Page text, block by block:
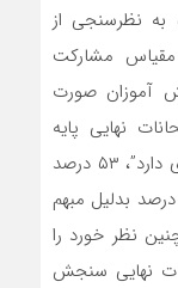
به نظرسنجی از
مشارکت
آموزان صورت
نهایی پایه
دوازدهم در مقایسه با کنکور اضطراب کمتری دارد”، ۵۳ درصد
گزاره موافق و ۲۹ درصد مخالف و ۱۸ درصد بدلیل مبهم
نظر خورد را
نهایی سنجش